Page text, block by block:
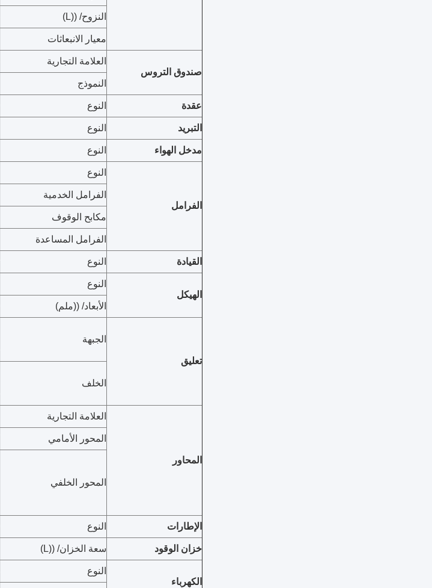
النزوح/ ((L)
معيار الانبعاثات
صندوق التروس
العلامة التجارية
النموذج
عقدة النوع
التبريد النوع
مدخل الهواء النوع
الفرامل
النوع
الفرامل الخدمية
مكابح الوقوف
الفرامل المساعدة
القيادة النوع
الهيكل
النوع
الأبعاد/ ((ملم)
تعليق
الجبهة
الخلف
المحاور
العلامة التجارية
المحور الأمامي
المحور الخلفي
الإطارات النوع
خزان الوقود سعة الخزان/ ((L)
الكهرباء
النوع